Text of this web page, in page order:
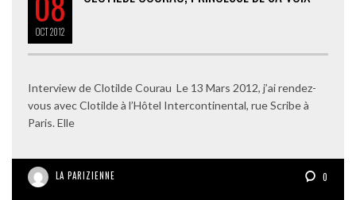
OCT2012
Interview de Clotilde Courau Le 13 Mars 2012, j’ai rendez-
vous avec Clotilde à l’Hôtel Intercontinental, rue Scribe à
Paris. Elle
LA PARIZIENNE 0